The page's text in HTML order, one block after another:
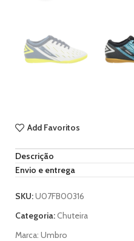
Add Favoritos
Descrição
Envio e entrega
SKU:U07FB00316
Categoria:Chuteira
Marca: Umbro